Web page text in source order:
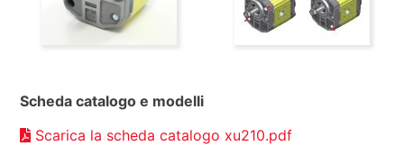
Scheda catalogo e modelli
Scarica la scheda catalogo xu210.pdf